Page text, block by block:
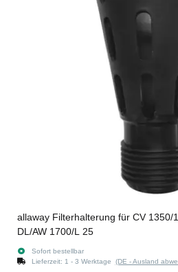
allaway Filterhalterung für CV 1350/
DL/AW 1700/L 25
Sofort bestellbar
Lieferzeit: 1 - 3 Werktage (DE - Ausland